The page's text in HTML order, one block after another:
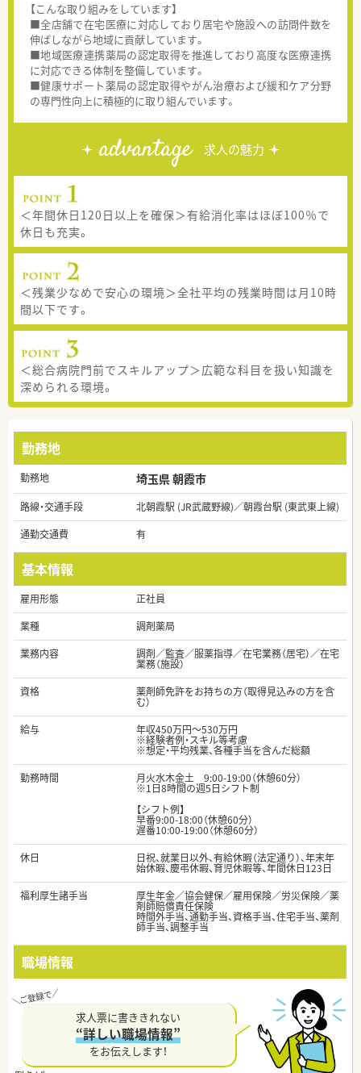
【こんな取り組みをしています】
■全店舗で在宅医療に対応しており居宅や施設への訪問件数を
伸ばしながら地域に貢献しています。
■地域医療連携薬局の認定取得を推進しており高度な医療連携
に対応できる体制を整備しています。
■健康サポート薬局の認定取得やがん治療および緩和ケア分野
の専門性向上に積極的に取り組んでいます。
advantage 求人の魅力
＜年間休日120日以上を確保＞有給消化率はほぼ100％で
休日も充実。
＜残業少なめで安心の環境＞全社平均の残業時間は月10時
間以下です。
＜総合病院門前でスキルアップ＞広範な科目を扱い知識を
深められる環境。
勤務地
勤務地 埼玉県 朝霞市
路線・交通手段
北朝霞駅 (JR武蔵野線)／朝霞台駅 (東武東上線)
通勤交通費
有
基本情報
雇用形態
正社員
業種
調剤薬局
業務内容
調剤／監査／服薬指導／在宅業務（居宅）／在宅
業務（施設）
資格
薬剤師免許をお持ちの方（取得見込みの方を含
む）
給与
年収450万円～530万円
※経験者例・スキル等考慮
※想定・平均残業、各種手当を含んだ総額
勤務時間
月火水木金土 9:00-19:00（休憩60分）
※1日8時間の週5日シフト制
【シフト例】
早番9:00-18:00（休憩60分）
遅番10:00-19:00（休憩60分）
休日
日祝、就業日以外、有給休暇（法定通り）、年末年
始休暇、慶弔休暇、育児休暇等、年間休日123日
福利厚生諸手当
厚生年金／協会健保／雇用保険／労災保険／薬
剤師賠償責任保険
時間外手当、通勤手当、資格手当、住宅手当、薬剤
師手当、調整手当
職場情報
求人票に書ききれない
“詳しい職場情報”
をお伝えします！